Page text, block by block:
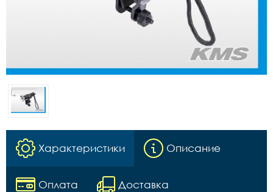
Характеристики Описание
Оплата Доставка